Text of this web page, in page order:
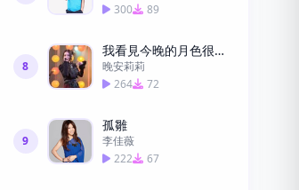
300
89
8
我看見今晚的月色很美，你呢？
晚安莉莉
264
72
9
孤雛
李佳薇
222
67